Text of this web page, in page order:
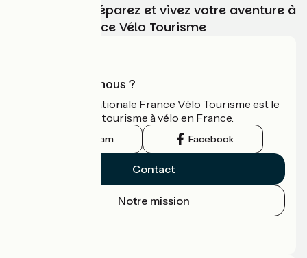
Choisissez, préparez et vivez votre aventure à
vélo avec France Vélo Tourisme
Qui sommes-nous ?
L'association nationale France Vélo Tourisme est le
guide officiel du tourisme à vélo en France.
Instagram Facebook
Contact
Notre mission